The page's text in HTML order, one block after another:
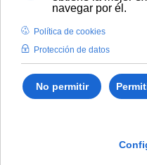
Humanidades y Artes
La
La
patrimonio